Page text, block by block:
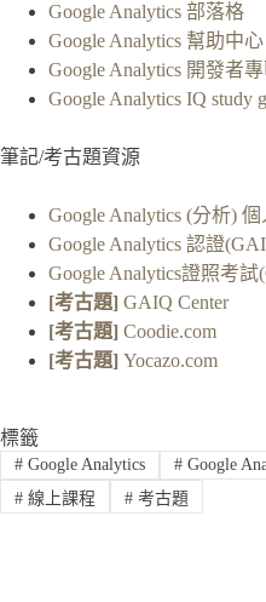
Google Analytics 部落格
Google Analytics 幫助中心
Google Analytics 開發者專
Google Analytics IQ study
筆記/考古題資源
Google Analytics (分析)
Google Analytics 認證
Google Analytics證照考
[考古題] GAIQ Center
[考古題] Coodie.com
[考古題] Yocazo.com
標籤
#Google Analytics #Google
#線上課程 #考古題